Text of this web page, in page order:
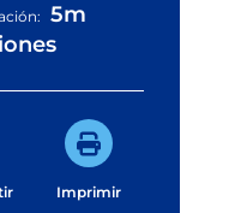
5m
Imprimir